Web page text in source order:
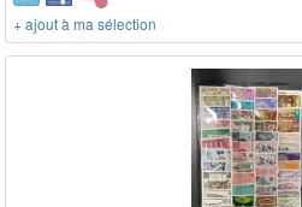
+ ajout à ma sélection